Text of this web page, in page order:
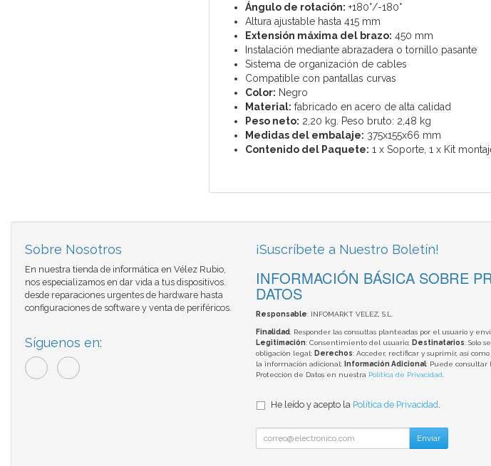
Ángulo de rotación: +180°/-180°
Altura ajustable hasta 415 mm
Extensión máxima del brazo: 450 mm
Instalación mediante abrazadera o tornillo pasante
Sistema de organización de cables
Compatible con pantallas curvas
Color: Negro
Material: fabricado en acero de alta calidad
Peso neto: 2,20 kg. Peso bruto: 2,48 kg
Medidas del embalaje: 375x155x66 mm
Contenido del Paquete: 1 x Soporte, 1 x Kit
Sobre Nosotros
En nuestra tienda de informática en Vélez Rubio,
nos especializamos en dar vida a tus dispositivos.
desde reparaciones urgentes de hardware hasta
configuraciones de software y venta de periféricos.
Síguenos en:
¡Suscríbete a Nuestro Boletín!
INFORMACIÓN BÁSICA SOBRE
DATOS
Responsable: INFOMARKT VELEZ, S.L.
Finalidad: Responder las consultas planteadas por el usuario y
Legitimación: Consentimiento del usuario; Destinatarios: Solo
obligación legal; Derechos: Acceder, rectificar y suprimir, así
la información adicional;
Información Adicional: Puede consultar
Protección de Datos en nuestra Política de Privacidad.
He leído y acepto la Política de Privacidad.
Enviar